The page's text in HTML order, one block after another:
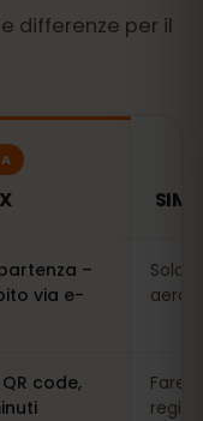
differenze per il
SIM
–
via e-
Solo
code,
Fare